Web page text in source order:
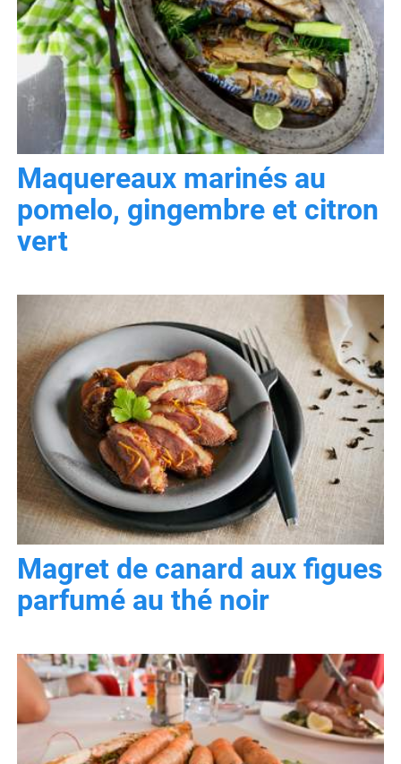
Maquereaux marinés au
pomelo, gingembre et citron
vert
Magret de canard aux figues
parfumé au thé noir